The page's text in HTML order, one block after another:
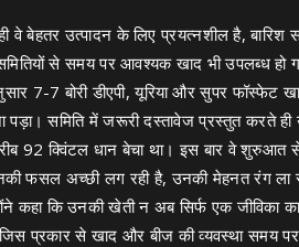
उत्पादन के लिए प्रयत्नशील है, बारिश
से समय पर आवश्यक खाद भी उपलब्ध हो
7-7 बोरी डीएपी, यूरिया और सुपर फॉस्फेट
पड़ा। समिति में जरूरी दस्तावेज प्रस्तुत करते ही
92 क्विंटल धान बेचा था। इस बार वे शुरुआत
फसल अच्छी लग रही है, उनकी मेहनत रंग ला
कहा कि उनकी खेती न अब सिर्फ एक जीविका
प्रकार से खाद और बीज की व्यवस्था समय पर